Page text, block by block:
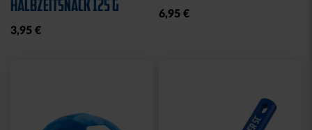
HALBZEITSNACK 125 G
3,95 €
6,95 €